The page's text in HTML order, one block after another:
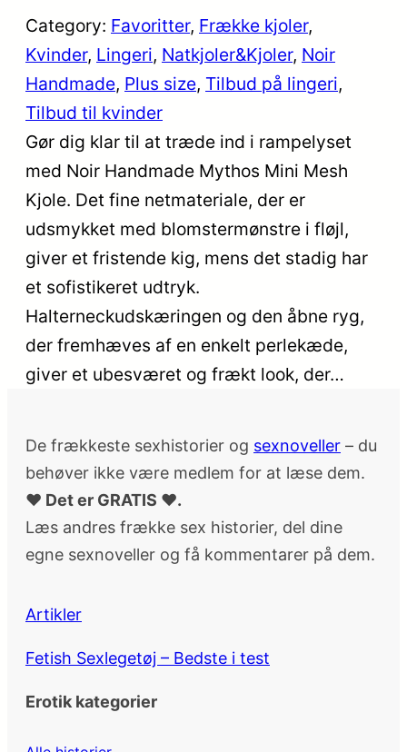
Category: Favoritter, Frække kjoler
Kvinder, Lingeri, Natkjoler&Kjoler, Noir
Handmade, Plus size, Tilbud på lingeri
Tilbud til kvinder
Gør dig klar til at træde ind i rampelyset
med Noir Handmade Mythos Mini Mesh
Kjole. Det fine netmateriale, der er
udsmykket med blomstermønstre i fløjl,
giver et fristende kig, mens det stadig har
et sofistikeret udtryk.
Halterneckudskæringen og den åbne ryg,
der fremhæves af en enkelt perlekæde,
giver et ubesværet og frækt look, der…
De frækkeste sexhistorier og sexnoveller – du
behøver ikke være medlem for at læse dem.
♥ Det er GRATIS ♥.
Læs andres frække sex historier, del dine
egne sexnoveller og få kommentarer på dem.
Artikler
Fetish Sexlegetøj – Bedste i test
Erotik kategorier